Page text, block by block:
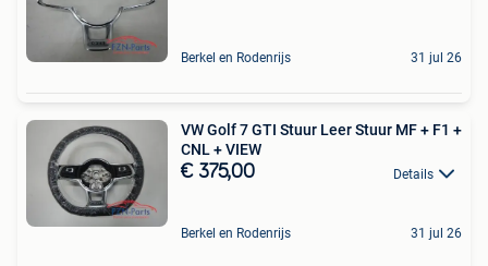
Berkel en Rodenrijs 31 jul 26
VW Golf 7 GTI Stuur Leer Stuur MF + F1 +
CNL + VIEW
€ 375,00 Details
Berkel en Rodenrijs 31 jul 26